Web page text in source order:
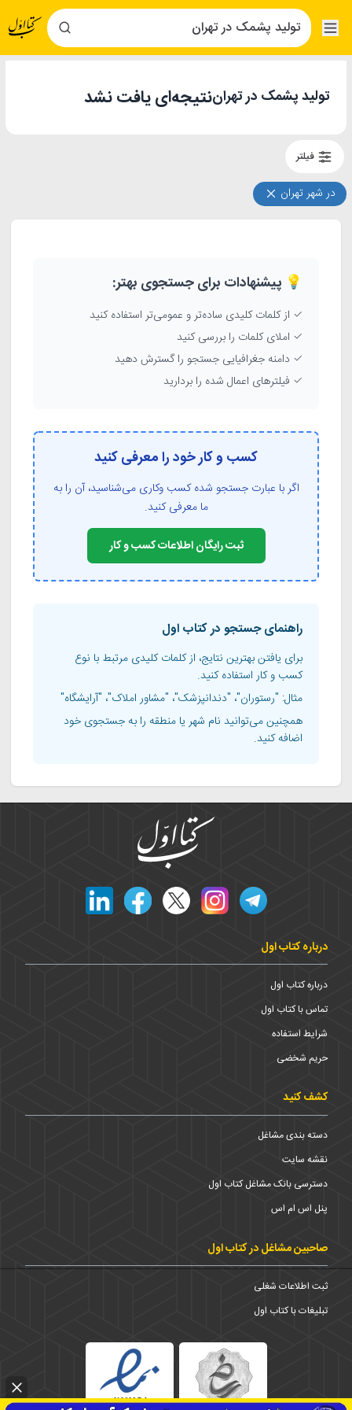
تولید پشمک در تهراننتیجه‌ای یافت نشد
فیلتر
در شهر تهران
💡 پیشنهادات برای جستجوی بهتر:
✓ از کلمات کلیدی ساده‌تر و عمومی‌تر استفاده کنید
✓ املای کلمات را بررسی کنید
✓ دامنه جغرافیایی جستجو را گسترش دهید
✓ فیلترهای اعمال شده را بردارید
کسب و کار خود را معرفی کنید
اگر با عبارت جستجو شده کسب وکاری می‌شناسید، آن را به
ما معرفی کنید.
ثبت رایگان اطلاعات کسب و کار
راهنمای جستجو در کتاب اول
برای یافتن بهترین نتایج، از کلمات کلیدی مرتبط با نوع
کسب و کار استفاده کنید.
مثال: "رستوران"، "دندانپزشک"، "مشاور املاک"، "آرایشگاه"
همچنین می‌توانید نام شهر یا منطقه را به جستجوی خود
اضافه کنید.
درباره کتاب اول
درباره کتاب اول
تماس با کتاب اول
شرایط استفاده
حریم شخضی
کشف کنید
دسته بندی مشاغل
نقشه سایت
دسترسی بانک مشاغل کتاب اول
پنل اس ام اس
صاحبین مشاغل در کتاب اول
ثبت اطلاعات شغلی
تبلیغات با کتاب اول